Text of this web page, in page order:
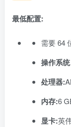
最低配置:
需要 64
操作系
处理器:
内存:6
显卡:英